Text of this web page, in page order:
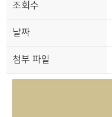
조회수
날짜
첨부 파일